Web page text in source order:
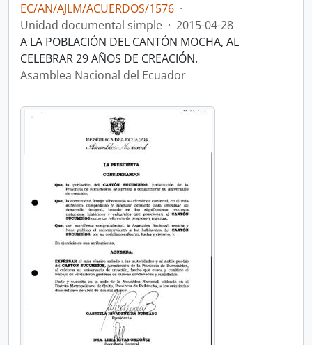
EC/AN/AJLM/ACUERDOS/1576 ·
Unidad documental simple · 2015-04-28
A LA POBLACIÓN DEL CANTÓN MOCHA, AL
CELEBRAR 29 AÑOS DE CREACIÓN.
Asamblea Nacional del Ecuador